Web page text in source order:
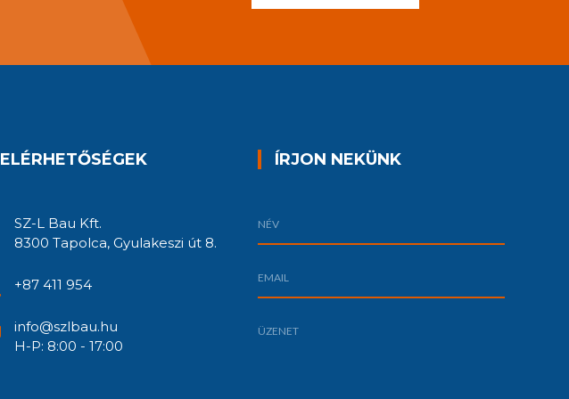
ELÉRHETŐSÉGEK
SZ-L Bau Kft.
8300 Tapolca, Gyulakeszi út 8.
+87 411 954
info@szlbau.hu
H-P: 8:00 - 17:00
ÍRJON NEKÜNK